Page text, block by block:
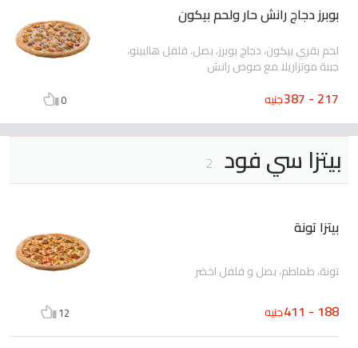
بوبرز دجاج رانش حار ولحم بيكون
لحم بقري بيكون، دجاج بوبرز، بصل، فلفل هالبينو،
جبنة موتزاريلا مع صوص رانش
217 - 387 جنيه 0
بيتزا سي فود 2
بيتزا تونة
تونة، طماطم، بصل و فلفل اخضر
188 - 411 جنيه 12